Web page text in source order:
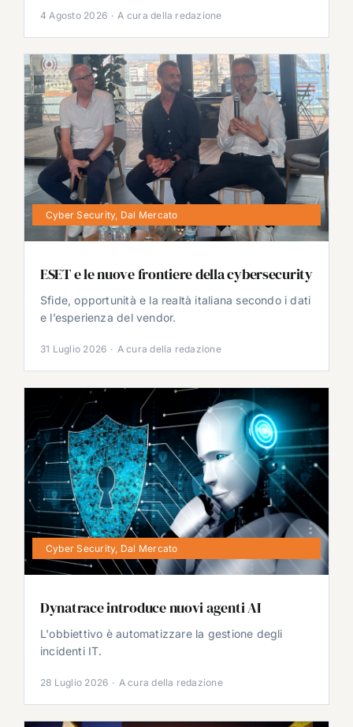
4 Agosto 2026 · A cura della redazione
Cyber Security, Dal Mercato
ESET e le nuove frontiere della cybersecurity
Sfide, opportunità e la realtà italiana secondo i dati
e l’esperienza del vendor.
31 Luglio 2026 · A cura della redazione
Cyber Security, Dal Mercato
Dynatrace introduce nuovi agenti AI
L'obbiettivo è automatizzare la gestione degli
incidenti IT.
28 Luglio 2026 · A cura della redazione